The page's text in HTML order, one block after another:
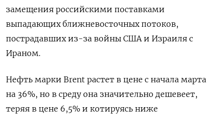
замещения российскими поставками
выпадающих ближневосточных ⁠потоков,
пострадавших из-за войны США и Израиля с
Ираном.
Нефть марки Brent растет в цене с начала марта
на 36%, но в среду ‌она значительно дешевеет,
теряя в цене 6,5% и котируясь ниже